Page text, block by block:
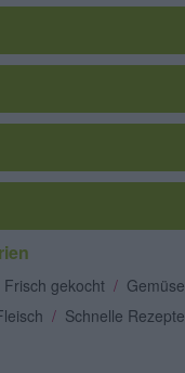
Frisch gekocht / Gemüse
/ Schnelle Rezepte